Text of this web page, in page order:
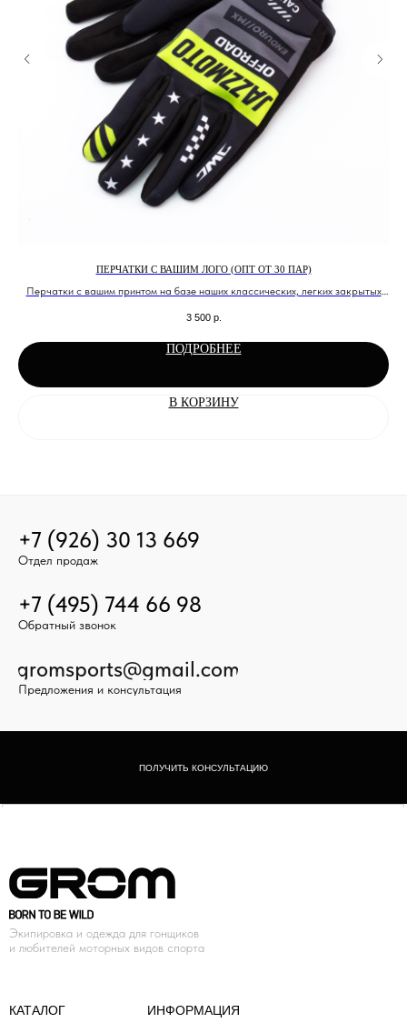
ПЕРЧАТКИ С ВАШИМ ЛОГО (ОПТ ОТ 30 ПАР)
Перчатки с вашим принтом на базе наших классических, легких закрытых
3 500 р.
ПОДРОБНЕЕ
В КОРЗИНУ
+7 (495) 744 66 98
gromsports@gmail.com
Предложения и консультация
ПОЛУЧИТЬ КОНСУЛЬТАЦИЮ
+7 (926) 30 13 669
Отдел продаж
Обратный звонок
КАТАЛОГ ИНФОРМАЦИЯ
Экипировка и одежда для гонщиков
и любителей моторных видов спорта